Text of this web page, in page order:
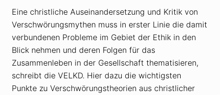
Eine christliche Auseinandersetzung und Kritik von
Verschwörungsmythen muss in erster Linie die damit
verbundenen Probleme im Gebiet der Ethik in den
Blick nehmen und deren Folgen für das
Zusammenleben in der Gesellschaft thematisieren,
schreibt die VELKD. Hier dazu die wichtigsten
Punkte zu Verschwörungstheorien aus christlicher